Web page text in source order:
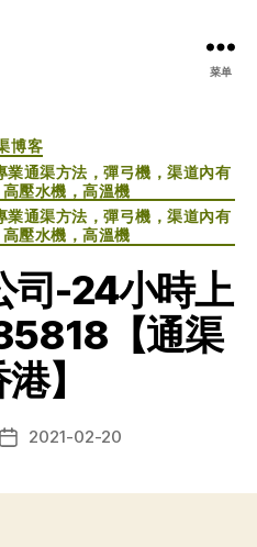
菜单
分
类
博客
通渠方法，彈弓機，渠道內有
壓水機，高溫機
通渠方法，彈弓機，渠道內有
壓水機，高溫機
司-24小時上
【通渠
】
发 2021-02-20